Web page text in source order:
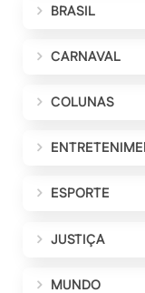
BRASIL
CARNAVAL
COLUNAS
ESPORTE
JUSTIÇA
MUNDO